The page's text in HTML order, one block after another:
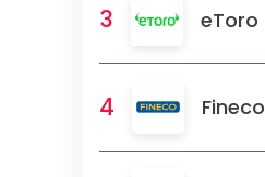
3 eToro
4 Fineco